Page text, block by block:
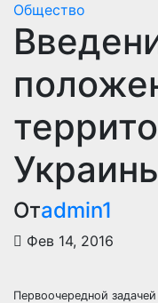
Общество
Отadmin1
Фев 14, 2016
Первоочередной